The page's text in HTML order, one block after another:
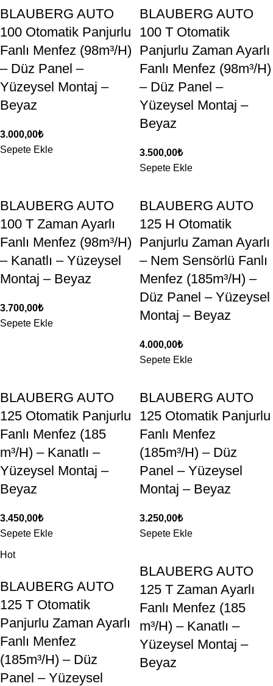
BLAUBERG AUTO
100 Otomatik Panjurlu
Fanlı Menfez (98m³/H)
– Düz Panel –
Yüzeysel Montaj –
Beyaz
3.000,00₺
Sepete Ekle
BLAUBERG AUTO
100 T Otomatik
Panjurlu Zaman Ayarlı
Fanlı Menfez (98m³/H)
– Düz Panel –
Yüzeysel Montaj –
Beyaz
3.500,00₺
Sepete Ekle
BLAUBERG AUTO
100 T Zaman Ayarlı
Fanlı Menfez (98m³/H)
– Kanatlı – Yüzeysel
Montaj – Beyaz
3.700,00₺
Sepete Ekle
BLAUBERG AUTO
125 H Otomatik
Panjurlu Zaman Ayarlı
– Nem Sensörlü Fanlı
Menfez (185m³/H) –
Düz Panel – Yüzeysel
Montaj – Beyaz
4.000,00₺
Sepete Ekle
BLAUBERG AUTO
125 Otomatik Panjurlu
Fanlı Menfez (185
m³/H) – Kanatlı –
Yüzeysel Montaj –
Beyaz
3.450,00₺
Sepete Ekle
BLAUBERG AUTO
125 Otomatik Panjurlu
Fanlı Menfez
(185m³/H) – Düz
Panel – Yüzeysel
Montaj – Beyaz
3.250,00₺
Sepete Ekle
Hot
BLAUBERG AUTO
125 T Otomatik
Panjurlu Zaman Ayarlı
Fanlı Menfez
(185m³/H) – Düz
Panel – Yüzeysel
BLAUBERG AUTO
125 T Zaman Ayarlı
Fanlı Menfez (185
m³/H) – Kanatlı –
Yüzeysel Montaj –
Beyaz